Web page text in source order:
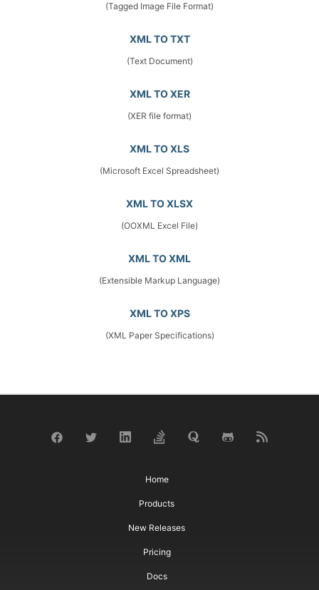
(Tagged Image File Format)
XML TO TXT
(Text Document)
XML TO XER
(XER file format)
XML TO XLS
(Microsoft Excel Spreadsheet)
XML TO XLSX
(OOXML Excel File)
XML TO XML
(Extensible Markup Language)
XML TO XPS
(XML Paper Specifications)
Home
Products
New Releases
Pricing
Docs